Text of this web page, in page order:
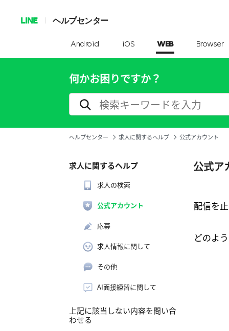
LINE ヘルプセンター
Android iOS WEB Browser
何かお困りですか？
ヘルプセンター 求人に関するヘルプ 公式アカウント
求人に関するヘルプ
求人の検索
公式アカウント
応募
求人情報に関して
その他
AI面接練習に関して
上記に該当しない内容を問い合
わせる
公式ア
配信を
どのよ